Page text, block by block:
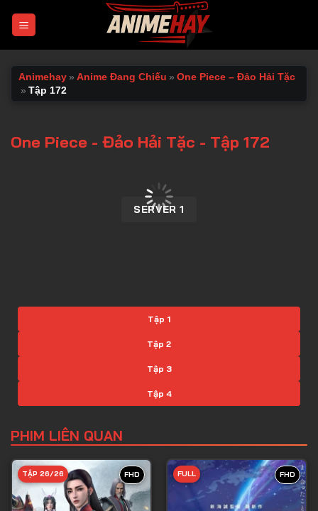
Animehay » Anime Đang Chiếu » One Piece – Đảo Hải Tặc
» Tập 172
One Piece - Đảo Hải Tặc - Tập 172
SERVER 1
Tập 1
Tập 2
Tập 3
Tập 4
Tập 6
Tập 7
Tập 8
PHIM LIÊN QUAN
FHD
TẬP 26/26 FHD
FULL